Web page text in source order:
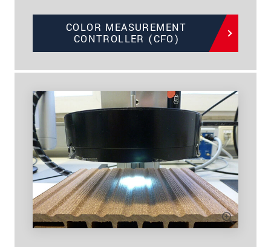
COLOR MEASUREMENT
CONTROLLER (CFO)